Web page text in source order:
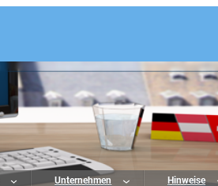
Unternehmen Hinweise